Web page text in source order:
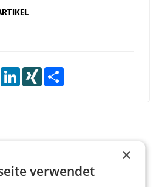
WhatsAppLinkedInXING
Post: Umsatzplus im
Halbjahr trotz schwachem
×
verwendet